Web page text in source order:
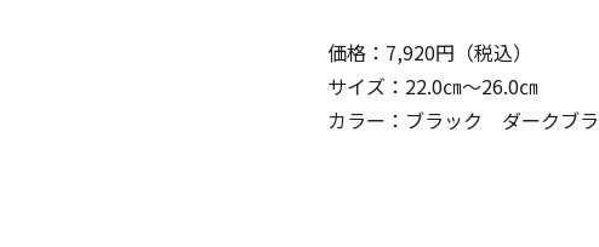
価格：7,920円（税込）
サイズ：22.0㎝～26.0㎝
カラー：ブラック ダークブ